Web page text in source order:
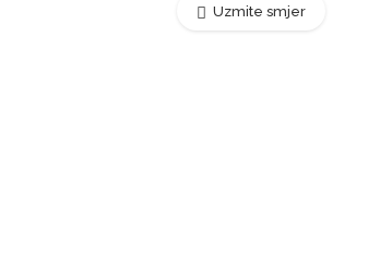
Uzmite smjer